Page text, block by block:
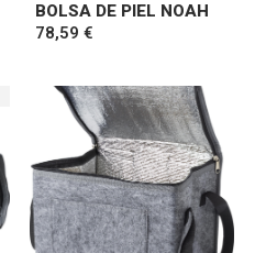
BOLSA DE PIEL NOAH
78,59 €